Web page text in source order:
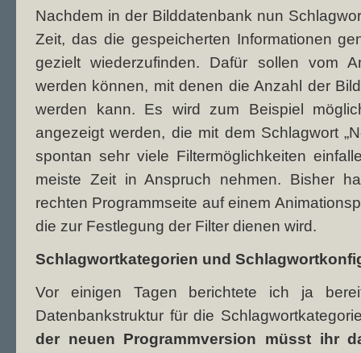
Nachdem in der Bilddatenbank nun
Zeit, das die gespeicherten Informationen
gezielt wiederzufinden. Dafür sollen vom
werden können, mit denen die Anzahl der
werden kann. Es wird zum Beispiel
angezeigt werden, die mit dem Schlagwort
spontan sehr viele Filtermöglichkeiten
meiste Zeit in Anspruch nehmen. Bisher
rechten Programmseite auf einem
die zur Festlegung der Filter dienen wird.
Schlagwortkategorien und
Vor einigen Tagen berichtete ich ja
Datenbankstruktur für die
der neuen Programmversion müsst ihr